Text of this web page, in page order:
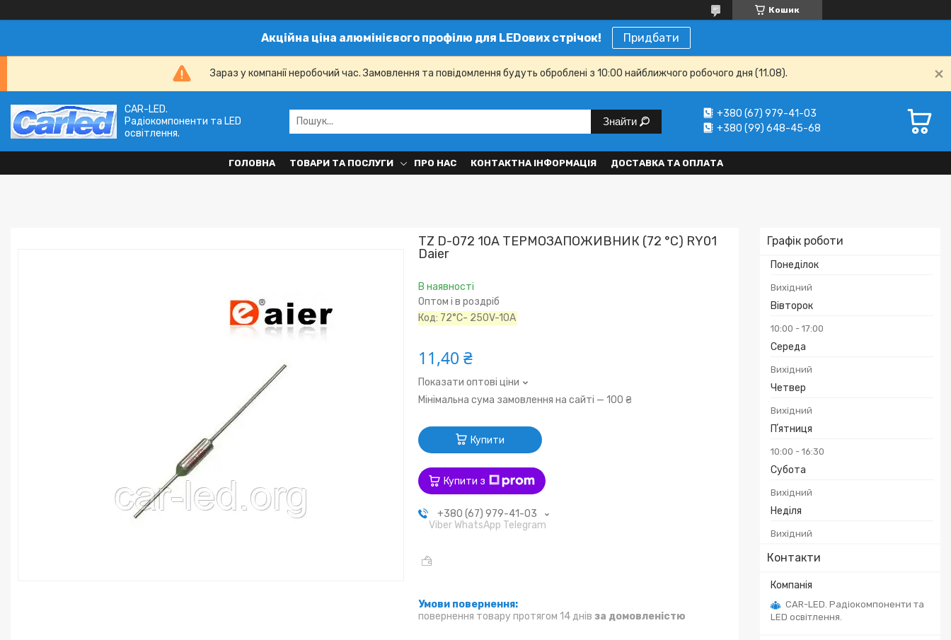
Кошик
Акційна ціна алюмінієвого профілю для LEDових стрічок! Придбати
Зараз у компанії неробочий час. Замовлення та повідомлення будуть оброблені з 10:00 найближчого робочого дня (11.08).
CAR-LED.
Радіокомпоненти та LED
освітлення.
Знайти
+380 (67) 979-41-03
+380 (99) 648-45-68
ГОЛОВНА ТОВАРИ ТА ПОСЛУГИ ПРО НАС КОНТАКТНА ІНФОРМАЦІЯ ДОСТАВКА ТА ОПЛАТА
Графік роботи
Понеділок
Вихідний
Вівторок
10:00 17:00
Середа
Вихідний
Четвер
Вихідний
Пʼятниця
10:00 16:30
Субота
Вихідний
Неділя
Вихідний
Контакти
CAR-LED. Радіокомпоненти та
LED освітлення.
TZ D-072 10А ТЕРМОЗАПОЖИВНИК (72 °C) RY01
Daier
В наявності
Оптом і в роздріб
Код: 72°C- 250V-10A
11,40 ₴
Показати оптові ціни
Мінімальна сума замовлення на сайті — 100 ₴
Купити
Купити з
+380 (67) 979-41-03
Viber WhatsApp Telegram
повернення товару протягом 14 днів за домовленістю